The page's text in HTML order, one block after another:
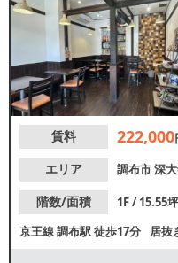
賃料 222,000
エリア
調布市深
階数/面積
1F / 15.55
京王線調布駅徒歩17分 居抜